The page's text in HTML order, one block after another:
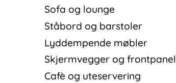
Sofa og lounge
Ståbord og barstoler
Lyddempende møbler
Skjermvegger og frontpanel
Cafè og uteservering